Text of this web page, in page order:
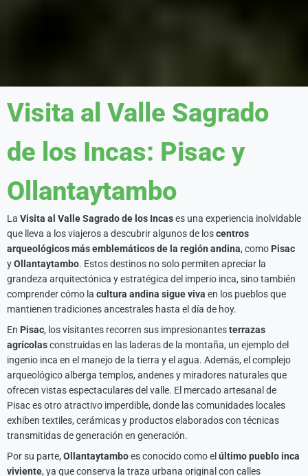
Visita al Valle Sagrado
de los Incas: Pisac y
Ollantaytambo
La Visita al Valle Sagrado de los Incases una experiencia inolvidable
que lleva a los viajeros a descubrir algunos de loscentros
arqueológicos más emblemáticos de la región andina, como Pisac
yOllantaytambo. Estos destinos no solo permiten apreciar la
grandeza arquitectónica y estratégica del imperio inca, sino también
comprender cómo la cultura andina sigue viva en los pueblos que
mantienen tradiciones ancestrales hasta el día de hoy.
En Pisac, los visitantes recorren sus impresionantesterrazas
agrícolasconstruidas en las laderas de la montaña, un ejemplo del
ingenio inca en el manejo de la tierra y el agua. Además, el complejo
arqueológico alberga templos, andenes y miradores naturales que
ofrecen vistas espectaculares del valle. El mercado artesanal de
Pisac es otro atractivo imperdible, donde las comunidades locales
exhiben textiles, cerámicas y productos elaborados con técnicas
transmitidas de generación en generación.
Por su parte, Ollantaytamboes conocido como el último pueblo inca
viviente, ya que conserva la traza urbana original con calles